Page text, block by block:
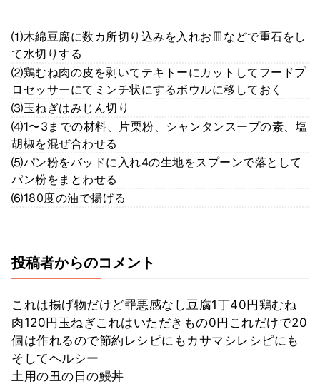
⑴木綿豆腐に数カ所切り込みを入れお皿などで重石をし
て水切りする
⑵鶏むね肉の皮を剥いてテキトーにカットしてフードプ
ロセッサーにてミンチ状にするボウルに移しておく
⑶玉ねぎはみじん切り
⑷1〜3までの材料、片栗粉、シャンタンスープの素、塩
胡椒を混ぜ合わせる
⑸パン粉をバッドに入れ4の生地をスプーンで落として
パン粉をまとわせる
⑹180度の油で揚げる
投稿者からのコメント
これは揚げ物だけど罪悪感なし豆腐1丁40円鶏むね
肉120円玉ねぎこれはいただきもの0円これだけで20
個は作れるので節約レシピにもカサマシレシピにも
そしてヘルシー
土用の丑の日の鰻丼